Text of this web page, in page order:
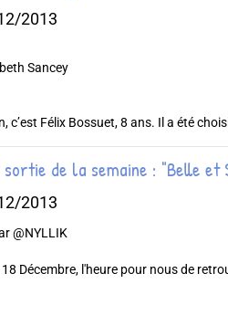
2013
Sancey
c’est Félix Bossuet, 8 ans. Il a été
de la semaine : "Belle et
2013
@NYLLIK
Décembre, l'heure pour nous de